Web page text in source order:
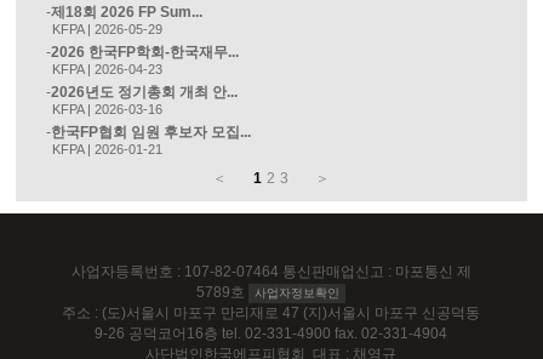
제18회 2026 FP Sum...
KFPA | 2026-05-29
2026 한국FP학회-한국재무...
KFPA | 2026-04-23
2026년도 정기총회 개최 안...
KFPA | 2026-03-16
한국FP협회 임원 후보자 모집...
KFPA | 2026-01-21
＜ 1 2 3 ＞
사업자등록번호 : 107-82-07464 통신판매업신고 : 마포통신 제
5789호
사업자정보확인
주소 : (도)서울시 마포구 만리재로 47 (지)서울시 마포구 신공덕동
9-26 공덕코어16층 tel. 02-331-4900 fax. 02-331-4904
사단법인한국에프피협회 대표 : 채영규